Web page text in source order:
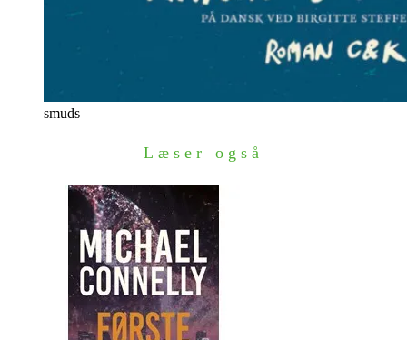
smuds
Læser også